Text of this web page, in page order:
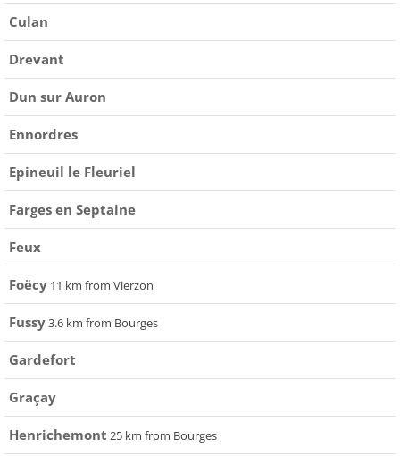
Culan
Drevant
Dun sur Auron
Ennordres
Epineuil le Fleuriel
Farges en Septaine
Feux
Foëcy 11 km from Vierzon
Fussy3.6 km from Bourges
Gardefort
Graçay
Henrichemont 25 km from Bourges